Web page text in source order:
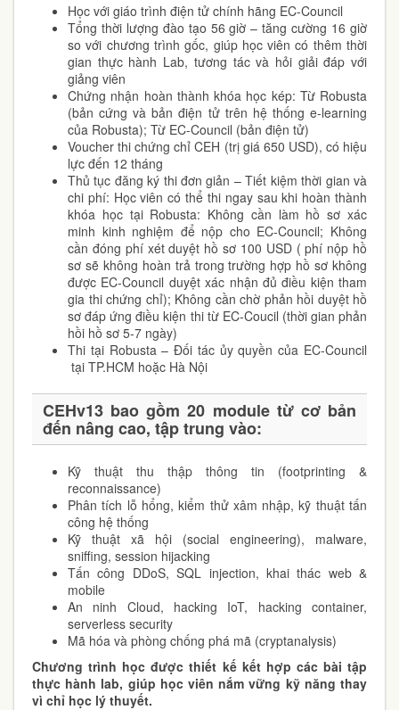
Học với giáo trình điện tử chính hãng EC-Council
Tổng thời lượng đào tạo 56 giờ – tăng cường 16 giờ
so với chương trình gốc, giúp học viên có thêm thời
gian thực hành Lab, tương tác và hỏi giải đáp với
giảng viên
Chứng nhận hoàn thành khóa học kép: Từ Robusta
(bản cứng và bản điện tử trên hệ thống e-learning
của Robusta); Từ EC-Council (bản điện tử)
Voucher thi chứng chỉ CEH (trị giá 650 USD), có hiệu
lực đến 12 tháng
Thủ tục đăng ký thi đơn giản – Tiết kiệm thời gian và
chi phí: Học viên có thể thi ngay sau khi hoàn thành
khóa học tại Robusta: Không cần làm hồ sơ xác
minh kinh nghiệm để nộp cho EC-Council; Không
cần đóng phí xét duyệt hồ sơ 100 USD ( phí nộp hồ
sơ sẽ không hoàn trả trong trường hợp hồ sơ không
được EC-Council duyệt xác nhận đủ điều kiện tham
gia thi chứng chỉ); Không cần chờ phản hồi duyệt hồ
sơ đáp ứng điều kiện thi từ EC-Coucil (thời gian phản
hồi hồ sơ 5-7 ngày)
Thi tại Robusta – Đối tác ủy quyền của EC-Council
tại TP.HCM hoặc Hà Nội
CEHv13 bao gồm 20 module từ cơ bản
đến nâng cao, tập trung vào:
Kỹ thuật thu thập thông tin (footprinting &
reconnaissance)
Phân tích lỗ hổng, kiểm thử xâm nhập, kỹ thuật tấn
công hệ thống
Kỹ thuật xã hội (social engineering), malware,
sniffing, session hijacking
Tấn công DDoS, SQL injection, khai thác web &
mobile
An ninh Cloud, hacking IoT, hacking container,
serverless security
Mã hóa và phòng chống phá mã (cryptanalysis)
Chương trình học được thiết kế kết hợp các bài tập
thực hành lab, giúp học viên nắm vững kỹ năng thay
vì chỉ học lý thuyết.